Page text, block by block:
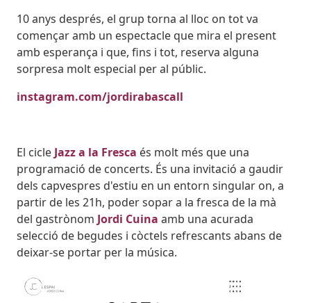
10 anys després, el grup torna al lloc on tot va
començar amb un espectacle que mira el present
amb esperança i que, fins i tot, reserva alguna
sorpresa molt especial per al públic.
instagram.com/jordirabascall
El cicle Jazz a la Fresca és molt més que una
programació de concerts. És una invitació a gaudir
dels capvespres d'estiu en un entorn singular on, a
partir de les 21h, poder sopar a la fresca de la mà
del gastrònom Jordi Cuina amb una acurada
selecció de begudes i còctels refrescants abans de
deixar-se portar per la música.
Image